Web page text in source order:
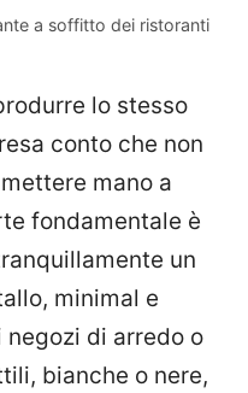
a soffitto dei ristoranti
lo stesso
conto che non
mano a
fondamentale è
un
minimal e
di arredo o
bianche o nere,